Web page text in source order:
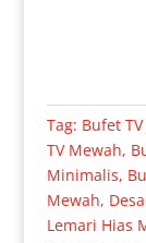
Tag: Bufet
TV Mewah,
Minimalis,
Mewah,
Lemari Hias